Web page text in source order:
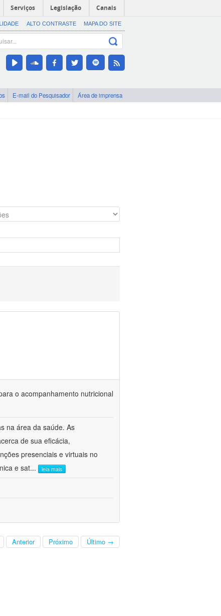
Serviços Legislação Canais
ALTO CONTRASTE MAPA DO SITE
E-mail do Pesquisador Área de imprensa
o acompanhamento nutricional
na área da saúde. As
de sua eficácia,
presenciais e virtuais no
e sat... leia mais
Anterior Próximo Último →